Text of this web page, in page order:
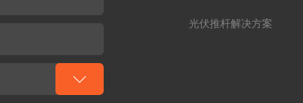
光伏推杆解决方案